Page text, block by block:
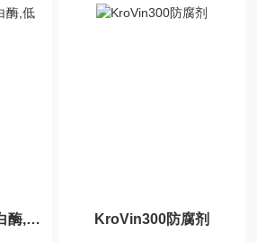
牛血清白蛋白(无蛋白酶,低脂肪酸,低IgG) KroVin300防腐剂